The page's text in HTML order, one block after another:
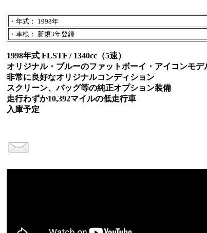
・年式： 1998年
・車検： 新規3年登録
1998年式 FLSTF / 1340cc（5速）
オリジナル・ブルーのファットボーイ・アイコンモデ
非常に良好なオリジナルコンディション
スクリーン、バッグ等の純正オプション装備
走行わずか10,392マイルの低走行車
入庫予定